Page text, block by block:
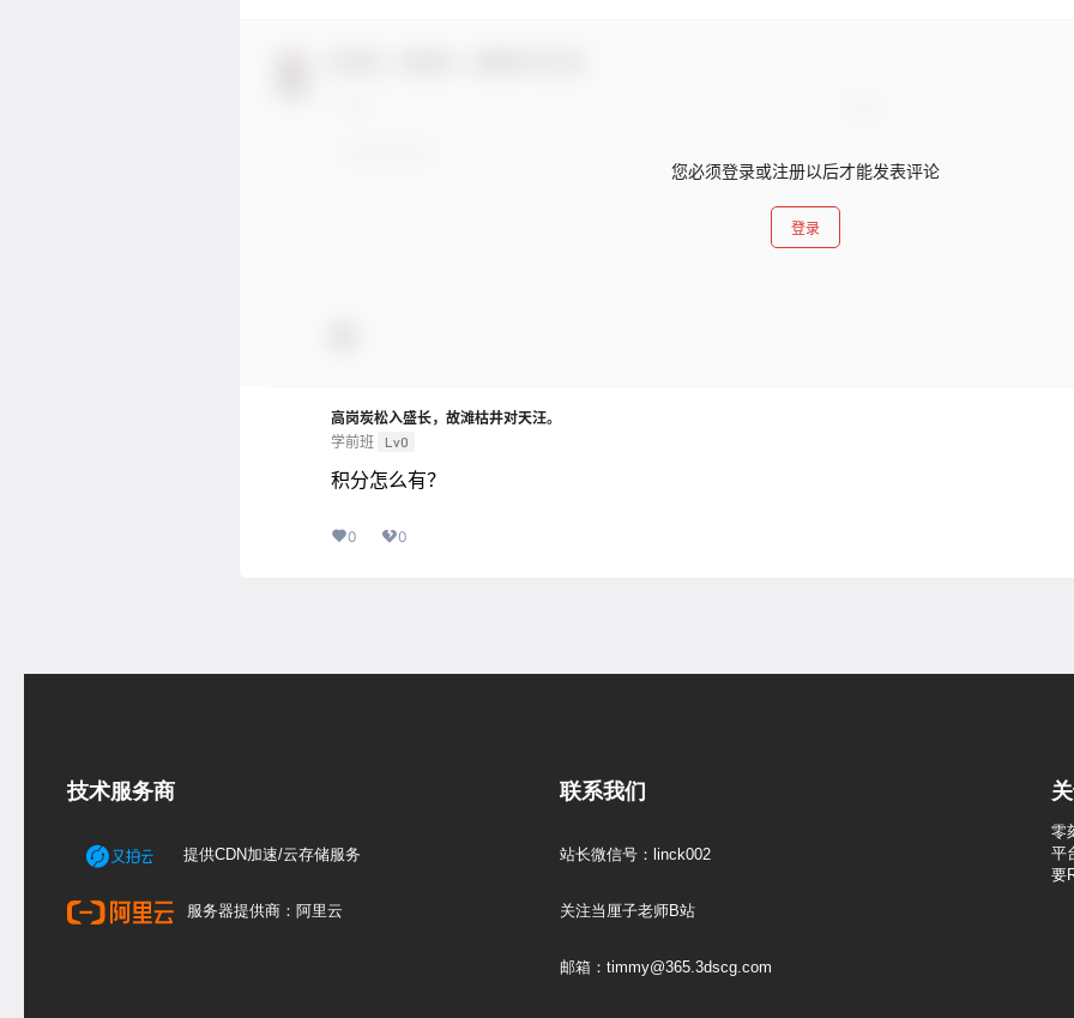
您必须登录或注册以后才能发表评论
登录
高岗炭松入盛长，故滩枯井对天汪。
学前班 Lv0
积分怎么有？
0 0
技术服务商
提供CDN加速/云存储服务
服务器提供商：阿里云
联系我们
站长微信号：linck002
关注当厘子老师B站
邮箱：timmy@365.3dscg.com
零
平
要